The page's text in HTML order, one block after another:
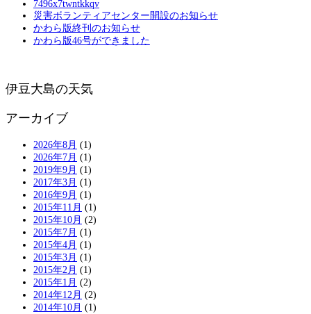
7496x7twntkkqv
災害ボランティアセンター開設のお知らせ
かわら版終刊のお知らせ
かわら版46号ができました
伊豆大島の天気
アーカイブ
2026年8月 (1)
2026年7月 (1)
2019年9月 (1)
2017年3月 (1)
2016年9月 (1)
2015年11月 (1)
2015年10月 (2)
2015年7月 (1)
2015年4月 (1)
2015年3月 (1)
2015年2月 (1)
2015年1月 (2)
2014年12月 (2)
2014年10月 (1)